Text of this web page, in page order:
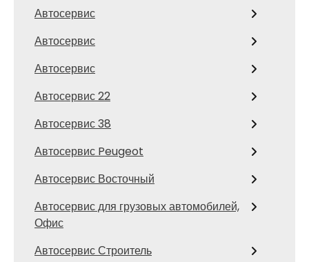
Автосервис
Автосервис
Автосервис
Автосервис 22
Автосервис 38
Автосервис Peugeot
Автосервис Восточный
Автосервис для грузовых автомобилей,
Офис
Автосервис Строитель